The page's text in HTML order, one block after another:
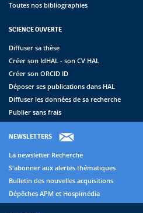
Toutes nos bibliographies
SCIENCE OUVERTE
Diffuser sa thèse
Créer son IdHAL - son CV HAL
Créer son ORCID ID
Déposer ses publications dans HAL
Diffuser les données de sa recherche
Publier sans frais
NEWSLETTERS
La newsletter Recherche
S'abonner aux alertes thématiques
Bulletin des nouvelles acquisitions
Dépêches APM et Hospimédia